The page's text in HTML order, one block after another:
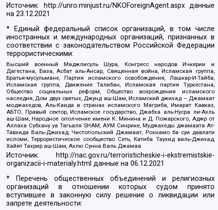
Источник: http://unro.minjust.ru/NKOForeignAgent.aspxданные
на23.12.2021
* Единый федеральный список организаций, в том числе
иностранных и международных организаций, признанных в
соответствии с законодательством Российской Федерации
террористическими:
Высший военный Маджлисуль Шура, Конгресс народов Ичкерии и
Дагестана, База, Асбат аль-Ансар, Священная война, Исламская группа,
Братья-мусульмане, Партия исламского освобождения, Лашкар-И-Тайба,
Исламская группа, Движение Талибан, Исламская партия Туркестана,
Общество социальных реформ, Общество возрождения исламского
наследия, Дом двух святых, Джунд аш-Шам, Исламский джихад – Джамаат
моджахедов, Аль-Каида в странах исламского Магриба, Имарат Кавказ,
АБТО, Правый сектор, Исламское государство, Джабха аль-Нусра ли-Ахль
аш-Шам, Народное ополчение имени К. Минина и Д. Пожарского, Аджр от
Аллаха Субхану уа Тагьаля SHAM, АУМ Синрике, Муджахеды джамаата Ат-
Тавхида Валь-Джихад, Чистопольский Джамаат, Рохнамо ба суи давлати
исломи, Террористическое сообщество Сеть, Катиба Таухид валь-Джихад,
Хайят Тахрир аш-Шам, Ахлю Сунна Валь Джамаа
Источник:
http://nac.gov.ru/terroristicheskie-i-ekstremistskie-
organizacii-i-materialy.html данные на06.12.2021
* Перечень общественных объединений и религиозных
организаций в отношении которых судом принято
вступившее в законную силу решение о ликвидации или
запрете деятельности: